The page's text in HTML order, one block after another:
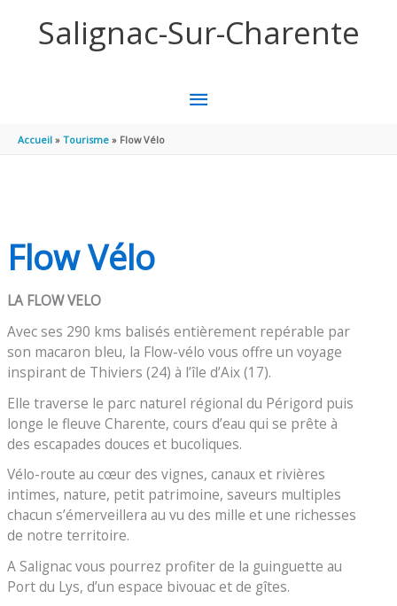
Salignac-Sur-Charente
MENU
Accueil Tourisme Flow Vélo
Flow Vélo
LA FLOW VELO
Avec ses 290 kms balisés entièrement repérable par
son macaron bleu, la Flow-vélo vous offre un voyage
inspirant de Thiviers (24) à l’île d’Aix (17).
Elle traverse le parc naturel régional du Périgord puis
longe le fleuve Charente, cours d’eau qui se prête à
des escapades douces et bucoliques.
Vélo-route au cœur des vignes, canaux et rivières
intimes, nature, petit patrimoine, saveurs multiples
chacun s’émerveillera au vu des mille et une richesses
de notre territoire.
A Salignac vous pourrez profiter de la guinguette au
Port du Lys, d’un espace bivouac et de gîtes.